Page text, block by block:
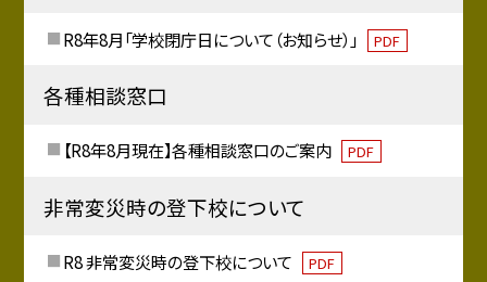
R8年8月「学校閉庁日について（お知らせ）」 PDF
各種相談窓口
【R8年8月現在】各種相談窓口のご案内 PDF
非常変災時の登下校について
R8 非常変災時の登下校について PDF